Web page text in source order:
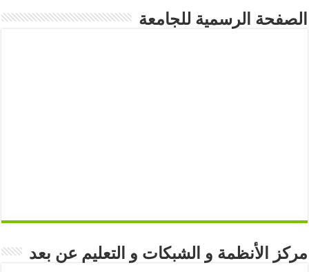
الصفحة الرسمية للجامعة
مركز الأنظمة و الشبكات و التعليم عن بعد